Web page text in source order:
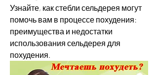
Узнайте, как стебли сельдерея могут
помочь вам в процессе похудения:
преимущества и недостатки
использования сельдерея для
похудения.